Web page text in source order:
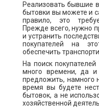
Реализовать бывшие
бытовки вы можете и
правило, это
Прежде всего, нужно
и устранить
покупателей на
обеспечить
На поиск
много времени, да
предложить, намного
время вы будете
бытовок, а не
хозяйственной